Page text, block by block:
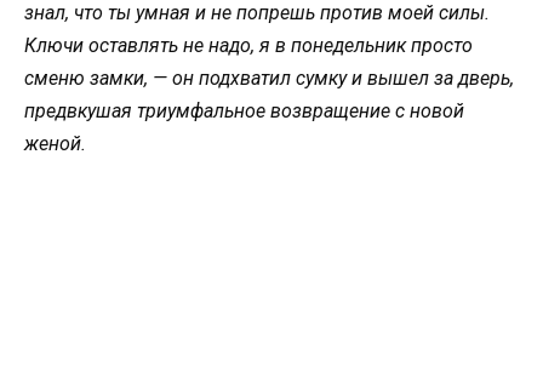
знал, что ты умная и не попрешь против моей силы.
Ключи оставлять не надо, я в понедельник просто
сменю замки, — он подхватил сумку и вышел за дверь,
предвкушая триумфальное возвращение с новой
женой.